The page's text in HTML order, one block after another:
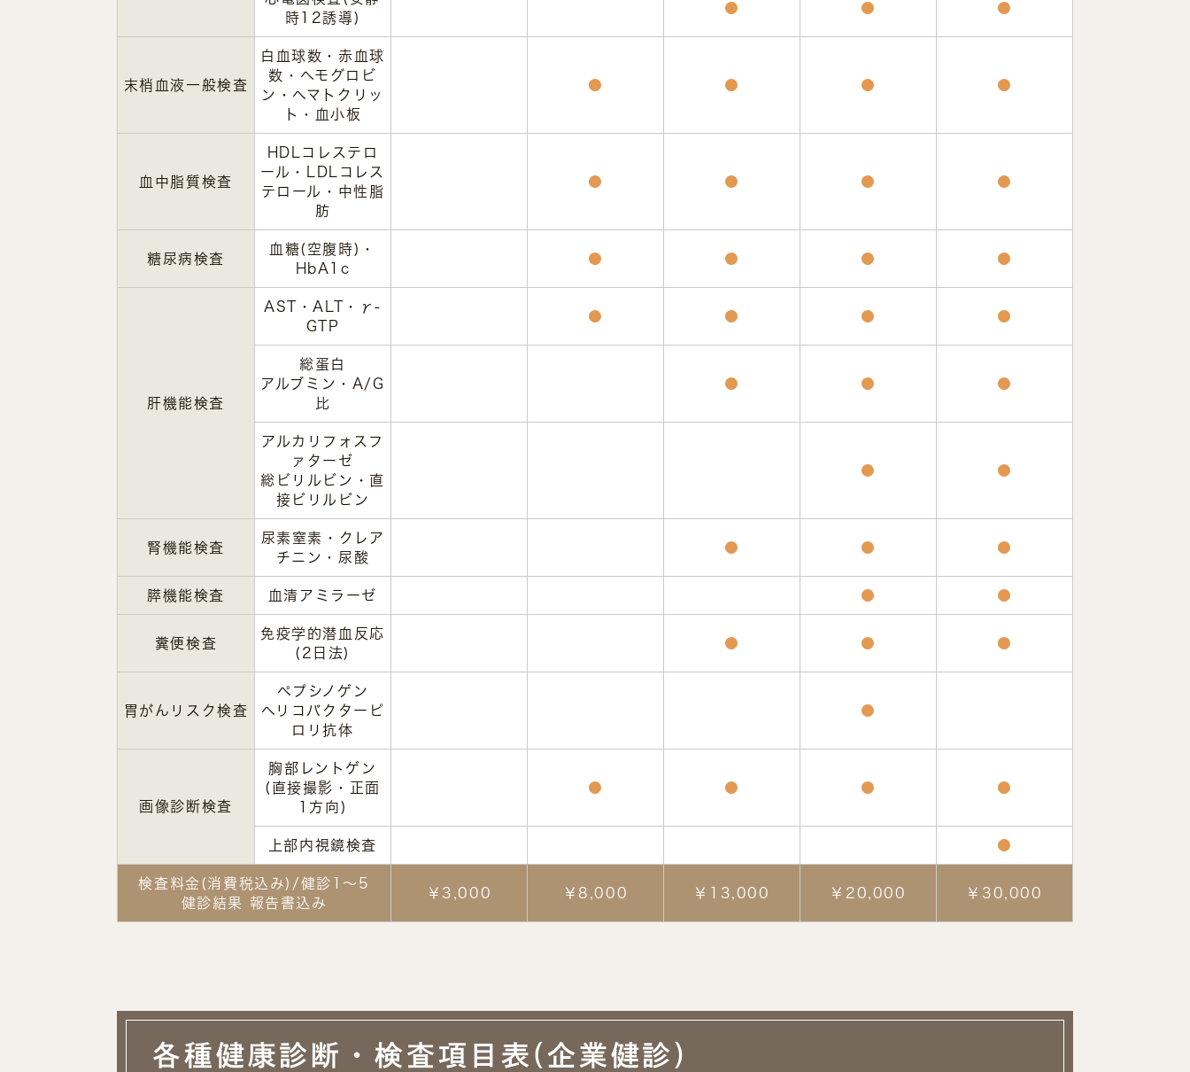
検査料金(消費税込み)/健診1～5
健診結果 報告書込み
￥3,000 ￥8,000 ￥13,000 ￥20,000 ￥30,000
時12誘導)
● ● ●
末梢血液一般検査
白血球数・赤血球
数・ヘモグロビ
ン・ヘマトクリッ
ト・血小板
● ● ● ●
血中脂質検査
HDLコレステロ
ール・LDLコレス
テロール・中性脂
肪
● ● ● ●
糖尿病検査
血糖(空腹時)・
HbA1c
● ● ● ●
肝機能検査
AST・ALT・γ-
GTP
● ● ● ●
総蛋白
アルブミン・A/G
比
● ● ●
アルカリフォスフ
ァターゼ
総ビリルビン・直
接ビリルビン
● ●
腎機能検査
尿素窒素・クレア
チニン・尿酸
● ● ●
膵機能検査 血清アミラーゼ ● ●
糞便検査
免疫学的潜血反応
(2日法)
● ● ●
胃がんリスク検査
ペプシノゲン
ヘリコバクターピ
ロリ抗体
●
画像診断検査
胸部レントゲン
(直接撮影・正面
1方向)
● ● ● ●
上部内視鏡検査 ●
各種健康診断・検査項目表 (企業健診)